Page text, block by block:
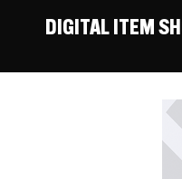
DIGITAL ITEM